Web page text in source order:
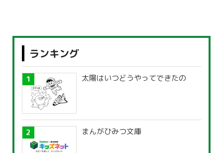
ランキング
太陽はいつどうやってできたの
まんがひみつ文庫